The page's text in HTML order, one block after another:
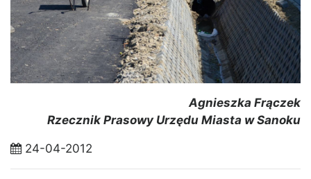
Agnieszka Frączek
Rzecznik Prasowy Urzędu Miasta w Sanoku
24-04-2012